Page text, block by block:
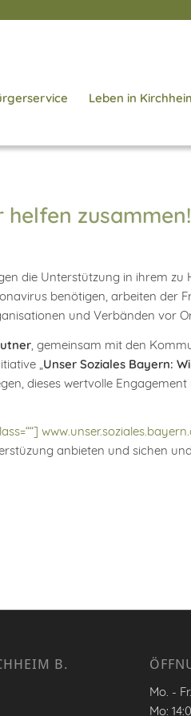
Leben in
helfen
die Unterstützung in ihrem zu
benötigen, arbeiten der
und Verbänden vor
, gemeinsam mit den
„ Unser Soziales Bayern:
dieses wertvolle
anbieten und sichen
B.
Mo. -
Mo: